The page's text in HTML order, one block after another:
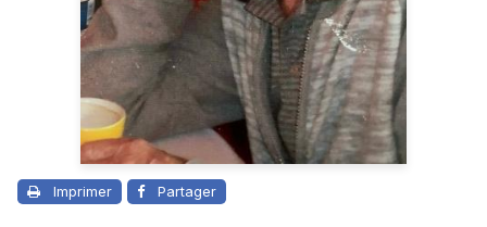
Imprimer Partager